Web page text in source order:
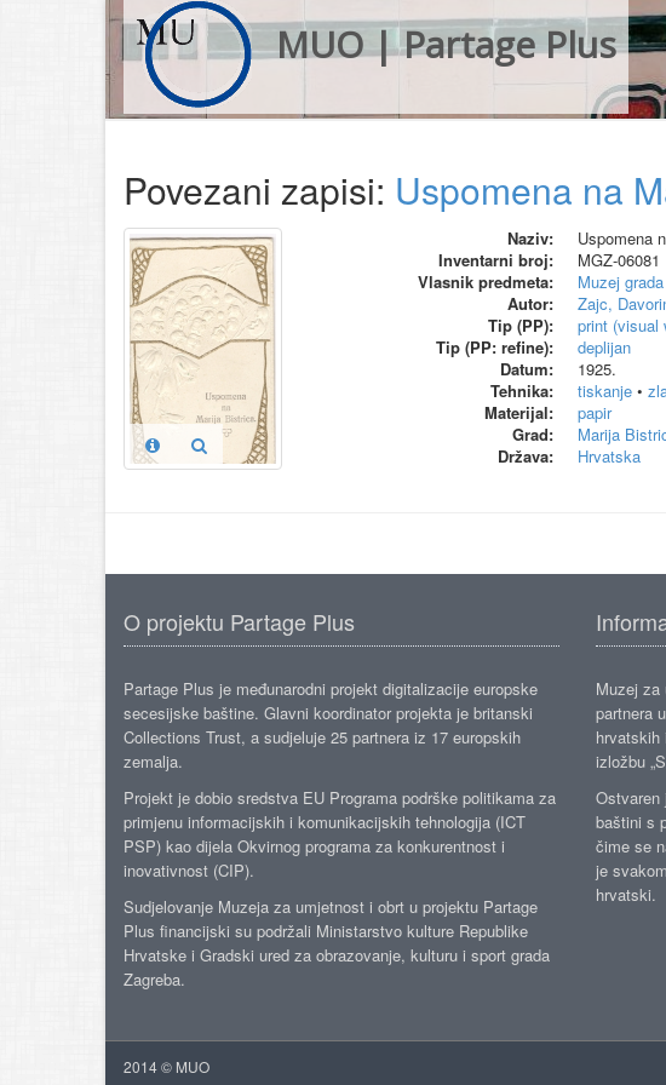
MUO | Partage Plus
Povezani zapisi: Uspomena na
Naziv:
Uspomena
Inventarni broj:
MGZ-06081
Vlasnik predmeta:
Muzej
Autor:
Zajc,
Tip (PP):
print (visual
Tip (PP: refine):
deplijan
Datum:
1925.
Tehnika:
tiskanje •
Materijal:
papir
Grad:
Marija
Država:
Hrvatska
O projektu Partage Plus
Partage Plus je međunarodni projekt digitalizacije europske
secesijske baštine. Glavni koordinator projekta je britanski
Collections Trust, a sudjeluje 25 partnera iz 17 europskih
zemalja.
Projekt je dobio sredstva EU Programa podrške politikama za
primjenu informacijskih i komunikacijskih tehnologija (ICT
PSP) kao dijela Okvirnog programa za konkurentnost i
inovativnost (CIP).
Sudjelovanje Muzeja za umjetnost i obrt u projektu Partage
Plus financijski su podržali Ministarstvo kulture Republike
Hrvatske i Gradski ured za obrazovanje, kulturu i sport grada
Zagreba.
Muzej za
partnera
hrvatskih
izložbu
Ostvaren
baštini s
čime se
je
hrvatski.
2014 © MUO